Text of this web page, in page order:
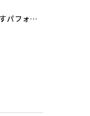
水分がもたらすパフォーマンスへの影響